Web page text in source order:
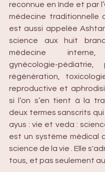
reconnue en Inde et par
médecine traditionnelle
est aussi appelée
science aux huit
médecine interne,
gynécologie-pédiatrie,
régénération,
reproductive et
si l’on s’en tient à la
deux termes sanscrits qui
ayus : vie et veda :
est un système médical
science de la vie . Elle
tous, et pas seulement